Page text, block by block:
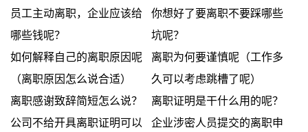
员工主动离职，企业应该给
哪些钱呢？
你想好了要离职不要踩哪些
坑呢？
如何解释自己的离职原因呢
（离职原因怎么说合适）
离职为何要谨慎呢（工作多
久可以考虑跳槽了呢）
离职感谢致辞简短怎么说？
离职证明是干什么用的呢？
公司不给开具离职证明可以
企业涉密人员提交的离职申